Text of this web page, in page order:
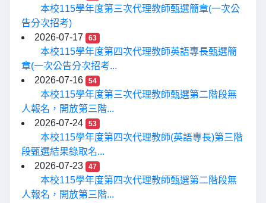
本校115學年度第三次代理教師甄選簡章(一次公
告分次招考)
2026-07-17
63
本校115學年度第四次代理教師英語專長甄選簡
章(一次公告分次招考...
2026-07-16
54
本校115學年度第三次代理教師甄選第二階段無
人報名，開放第三階...
2026-07-24
53
本校115學年度第四次代理教師(英語專長)第三階
段甄選結果錄取名...
2026-07-23
47
本校115學年度第四次代理教師甄選第二階段無
人報名，開放第三階...